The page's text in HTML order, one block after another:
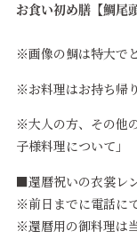
お食い初め膳【鯛尾
※画像の鯛は特大で
※お料理はお持ち帰
※大人の方、その他
子様料理について
■還暦祝いの衣裳レ
※前日までに電話に
※還暦用の御料理は